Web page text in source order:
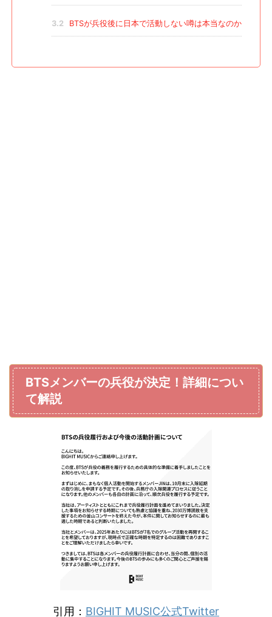
3.2 BTSが兵役後に日本で活動しない噂は本当なのか
BTSメンバーの兵役が決定！詳細につい
て解説
引用： BIGHIT MUSIC公式Twitter